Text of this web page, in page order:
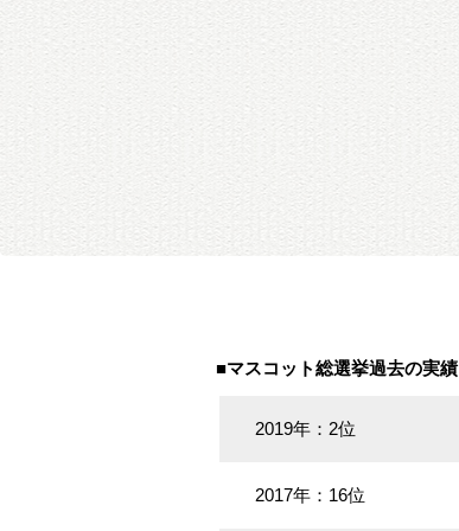
■マスコット総選挙過去の実績
2019年：2位
2017年：16位